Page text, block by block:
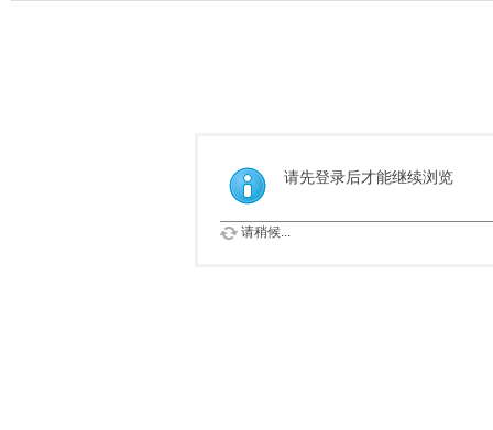
请先登录后才能继续浏览
请稍候...